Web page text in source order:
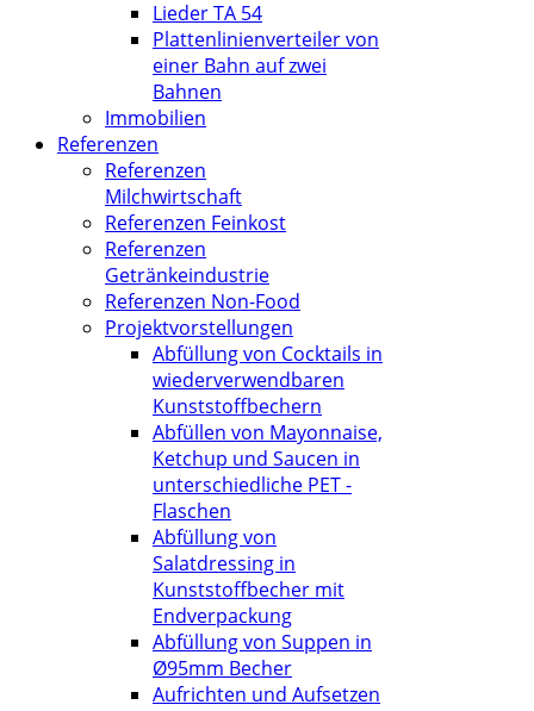
Lieder TA 54
Plattenlinienverteiler von
einer Bahn auf zwei
Bahnen
Immobilien
Referenzen
Referenzen
Milchwirtschaft
Referenzen Feinkost
Referenzen
Getränkeindustrie
Referenzen Non-Food
Projektvorstellungen
Abfüllung von Cocktails in
wiederverwendbaren
Kunststoffbechern
Abfüllen von Mayonnaise,
Ketchup und Saucen in
unterschiedliche PET -
Flaschen
Abfüllung von
Salatdressing in
Kunststoffbecher mit
Endverpackung
Abfüllung von Suppen in
Ø95mm Becher
Aufrichten und Aufsetzen